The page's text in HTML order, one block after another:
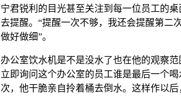
宁君锐利的目光甚至关注到每一位员工的
去提醒。“提醒一次不够，我还会提醒第二
做好做细”。
办公室饮水机是不是没水了也在他的观察
立即询问这个办公室的员工谁是最后一个
次，他干脆亲自拎着桶去倒水。这样作以